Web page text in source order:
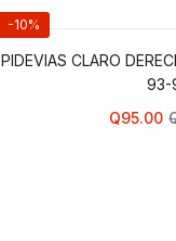
-10%
PIDEVIAS CLARO
93-
Q95.00